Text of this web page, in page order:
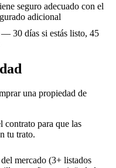
seguro adecuado con el
adicional
30 días si estás listo, 45
una propiedad de
contrato para que las
tu trato.
mercado (3+ listados